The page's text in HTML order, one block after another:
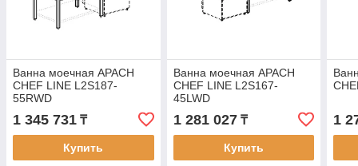
Ванна моечная APACH
CHEF LINE L2S187-
55RWD
1 345 731 ₸
Купить
Ванна моечная APACH
CHEF LINE L2S167-
45LWD
1 281 027₸
Купить
1